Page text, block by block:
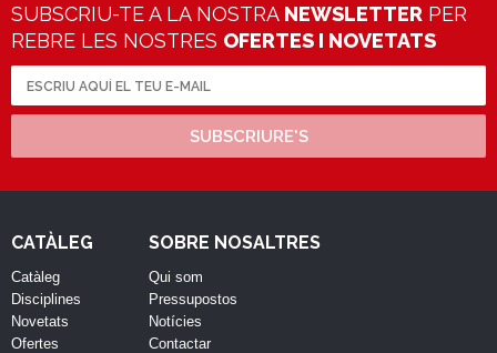
SUBSCRIU-TE A LA NOSTRA NEWSLETTER PER
REBRE LES NOSTRES OFERTES I NOVETATS
SUBSCRIURE'S
CATÀLEG
Catàleg
Disciplines
Novetats
Ofertes
SOBRE NOSALTRES
Qui som
Pressupostos
Notícies
Contactar